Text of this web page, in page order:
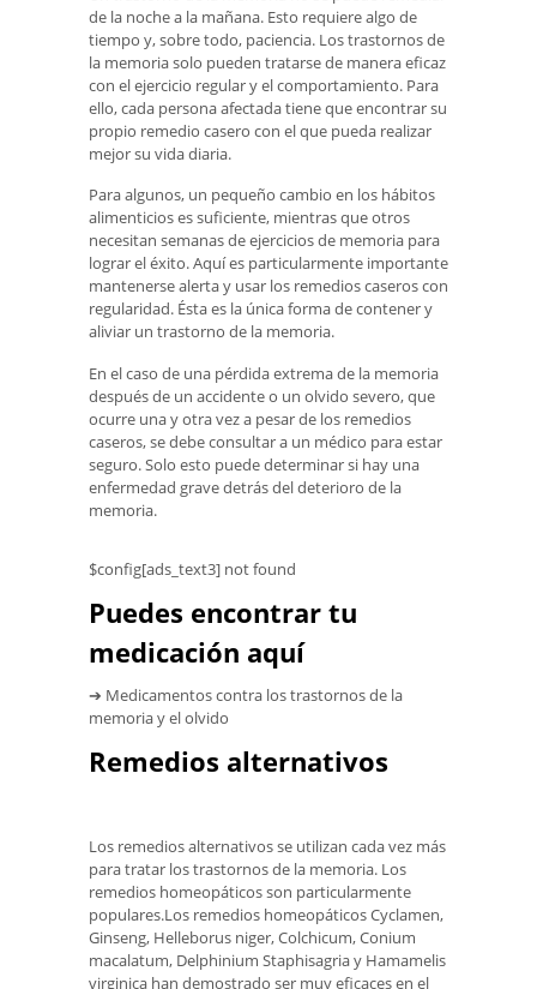
de la noche a la mañana. Esto requiere algo de
tiempo y, sobre todo, paciencia. Los trastornos de
la memoria solo pueden tratarse de manera eficaz
con el ejercicio regular y el comportamiento. Para
ello, cada persona afectada tiene que encontrar su
propio remedio casero con el que pueda realizar
mejor su vida diaria.
Para algunos, un pequeño cambio en los hábitos
alimenticios es suficiente, mientras que otros
necesitan semanas de ejercicios de memoria para
lograr el éxito. Aquí es particularmente importante
mantenerse alerta y usar los remedios caseros con
regularidad. Ésta es la única forma de contener y
aliviar un trastorno de la memoria.
En el caso de una pérdida extrema de la memoria
después de un accidente o un olvido severo, que
ocurre una y otra vez a pesar de los remedios
caseros, se debe consultar a un médico para estar
seguro. Solo esto puede determinar si hay una
enfermedad grave detrás del deterioro de la
memoria.
$config[ads_text3] not found
Puedes encontrar tu
medicación aquí
➔ Medicamentos contra los trastornos de la
memoria y el olvido
Remedios alternativos
Los remedios alternativos se utilizan cada vez más
para tratar los trastornos de la memoria. Los
remedios homeopáticos son particularmente
populares.Los remedios homeopáticos Cyclamen,
Ginseng, Helleborus niger, Colchicum, Conium
macalatum, Delphinium Staphisagria y Hamamelis
virginica han demostrado ser muy eficaces en el